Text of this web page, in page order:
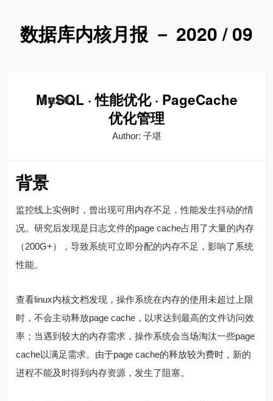
数据库内核月报 － 2020 / 09
当期文章
MySQL · 性能优化 · PageCache
优化管理
Author: 子堪
背景
监控线上实例时，曾出现可用内存不足，性能发生抖动的情
况。研究后发现是日志文件的page cache占用了大量的内存
（200G+），导致系统可立即分配的内存不足，影响了系统
性能。
查看linux内核文档发现，操作系统在内存的使用未超过上限
时，不会主动释放page cache，以求达到最高的文件访问效
率；当遇到较大的内存需求，操作系统会当场淘汰一些page
cache以满足需求。由于page cache的释放较为费时，新的
进程不能及时得到内存资源，发生了阻塞。